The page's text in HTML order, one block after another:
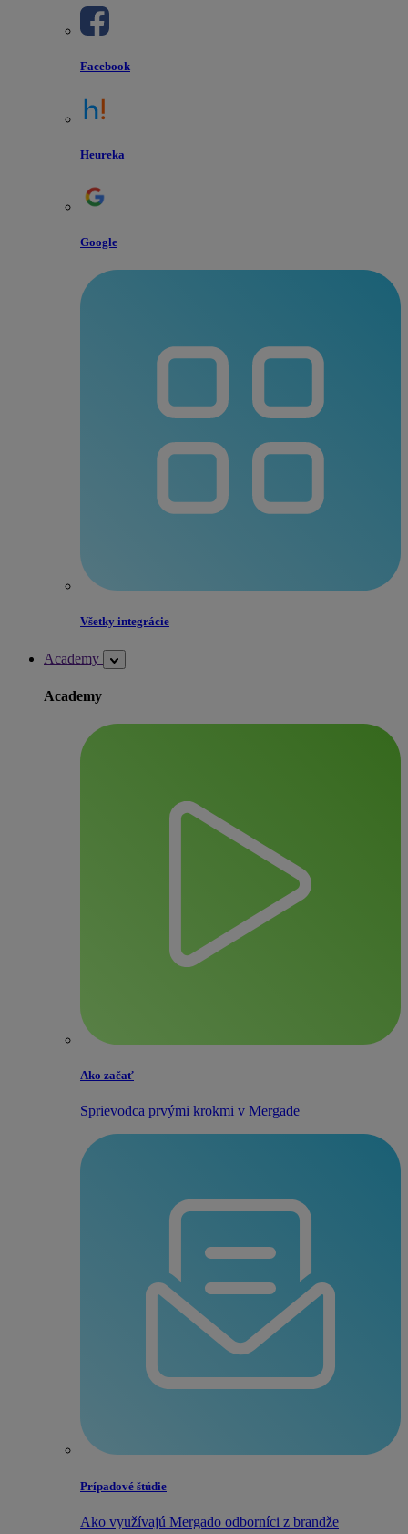
Facebook
Heureka
Google
Všetky integrácie
Academy
Academy
Ako začať
Sprievodca prvými krokmi v Mergade
Prípadové štúdie
Ako využívajú Mergado odborníci z brandže